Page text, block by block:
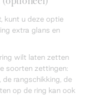
kunt u deze optie
extra glans en
wilt laten zetten
soorten zettingen:
de rangschikking, de
op de ring kan ook